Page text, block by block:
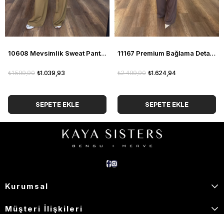
10608 Mevsimlik Sweat Pantolon Takım
₺1.039,93
₺1.599,90
SEPETE EKLE
11167 Premium Bağlama Detaylı Pantolon Ceket Takım
₺1.624,94
₺2.499,90
SEPETE EKLE
Kurumsal
Müşteri İlişkileri